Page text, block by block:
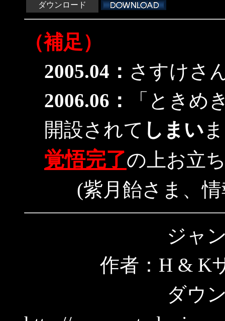
ダウンロード
（補足）
2005.04： さすけさ
2006.06：
「ときめ
開設されて しまい
覚悟完了の上お立
(紫月飴さま、
ジャ
作者：H & K
ダウ